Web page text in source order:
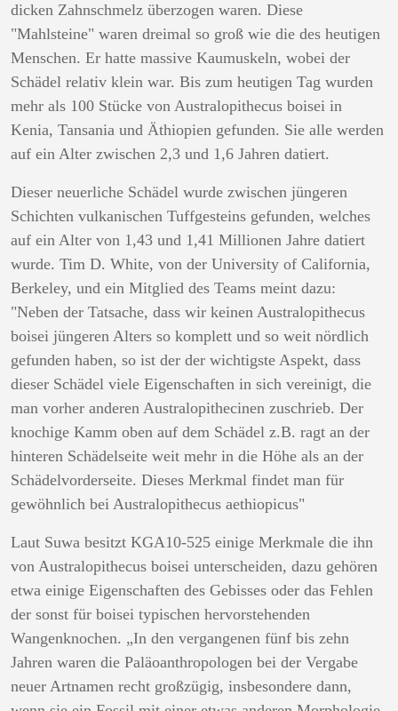
dicken Zahnschmelz überzogen waren. Diese
"Mahlsteine" waren dreimal so groß wie die des heutigen
Menschen. Er hatte massive Kaumuskeln, wobei der
Schädel relativ klein war. Bis zum heutigen Tag wurden
mehr als 100 Stücke von Australopithecus boisei in
Kenia, Tansania und Äthiopien gefunden. Sie alle werden
auf ein Alter zwischen 2,3 und 1,6 Jahren datiert.
Dieser neuerliche Schädel wurde zwischen jüngeren
Schichten vulkanischen Tuffgesteins gefunden, welches
auf ein Alter von 1,43 und 1,41 Millionen Jahre datiert
wurde. Tim D. White, von der University of California,
Berkeley, und ein Mitglied des Teams meint dazu:
"Neben der Tatsache, dass wir keinen Australopithecus
boisei jüngeren Alters so komplett und so weit nördlich
gefunden haben, so ist der der wichtigste Aspekt, dass
dieser Schädel viele Eigenschaften in sich vereinigt, die
man vorher anderen Australopithecinen zuschrieb. Der
knochige Kamm oben auf dem Schädel z.B. ragt an der
hinteren Schädelseite weit mehr in die Höhe als an der
Schädelvorderseite. Dieses Merkmal findet man für
gewöhnlich bei Australopithecus aethiopicus"
Laut Suwa besitzt KGA10-525 einige Merkmale die ihn
von Australopithecus boisei unterscheiden, dazu gehören
etwa einige Eigenschaften des Gebisses oder das Fehlen
der sonst für boisei typischen hervorstehenden
Wangenknochen. „In den vergangenen fünf bis zehn
Jahren waren die Paläoanthropologen bei der Vergabe
neuer Artnamen recht großzügig, insbesondere dann,